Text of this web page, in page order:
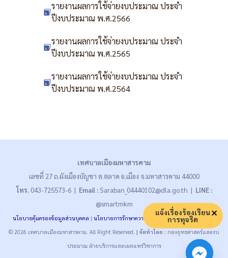
รายงานผลการใช้จ่ายงบประมาณ ประจำ
ปีงบประมาณ พ.ศ.2566
รายงานผลการใช้จ่ายงบประมาณ ประจำ
ปีงบประมาณ พ.ศ.2565
รายงานผลการใช้จ่ายงบประมาณ ประจำ
ปีงบประมาณ พ.ศ.2564
เทศบาลเมืองมหาสารคาม
เลขที่ 27 ถ.ผังเมืองบัญชา ต.ตลาด อ.เมือง จ.มหาสารคาม 44000
โทร.043-725573-6 | Email :Saraban_04440102@dla.go.th | LINE :
@smartmkm
นโยบายคุ้มครองข้อมูลส่วนบุคคล | นโยบายการรักษาความมั่นคงปลอดภัย|นโยบายคุกกี้
© 2026 เทศบาลเมืองมหาสารคาม. All Right Reserved. | จัดทำโดย : กองยุทธศาสตร์และงบ
ประมาณ ฝ่ายบริการและเผยแพร่วิชาการ
แจ้งเรื่องร้องเรียน
การทุจริต